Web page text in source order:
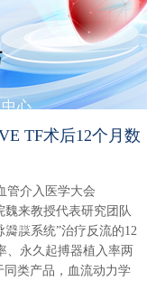
心
讯
TF术后12个月数
管介入医学大会
魏来教授代表研究团队
膜系统”治疗反流的12
、永久起搏器植入率两
同类产品，血流动力学